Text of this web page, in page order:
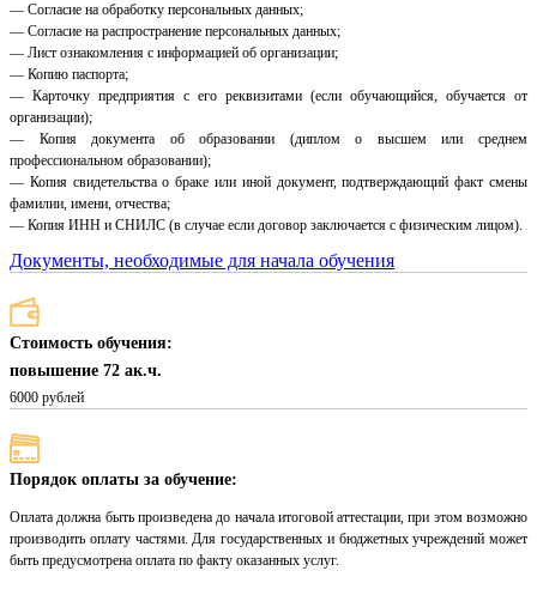
— Согласие на обработку персональных данных;
— Согласие на распространение персональных данных;
— Лист ознакомления с информацией об организации;
— Копию паспорта;
— Карточку предприятия с его реквизитами (если обучающийся, обучается от
организации);
— Копия документа об образовании (диплом о высшем или среднем
профессиональном образовании);
— Копия свидетельства о браке или иной документ, подтверждающий факт смены
фамилии, имени, отчества;
— Копия ИНН и СНИЛС (в случае если договор заключается с физическим лицом).
Документы, необходимые для начала обучения
Стоимость обучения:
повышение 72 ак.ч.
6000 рублей
Порядок оплаты за обучение:
Оплата должна быть произведена до начала итоговой аттестации, при этом возможно
производить оплату частями. Для государственных и бюджетных учреждений может
быть предусмотрена оплата по факту оказанных услуг.